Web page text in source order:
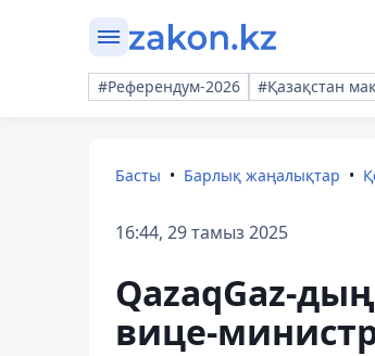
#Референдум-2026 #Қазақстан
Басты Барлық жаңалықтар
16:44, 29 тамыз 2025
QazaqGaz-
вице-